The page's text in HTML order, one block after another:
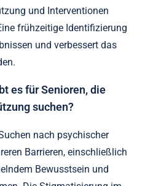
und Interventionen
frühzeitige Identifizierung
und verbessert das
es für Senioren, die
suchen?
nach psychischer
Barrieren, einschließlich
Bewusstsein und